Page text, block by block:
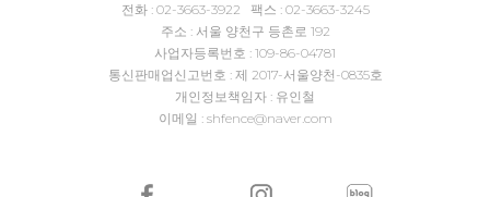
전화 : 02-3663-3922 팩스 : 02-3663-3245
주소 : 서울 양천구 등촌로 192
사업자등록번호 : 109-86-04781
통신판매업신고번호 : 제 2017-서울양천-0835호
개인정보책임자 : 유인철
이메일 : shfence@naver.com